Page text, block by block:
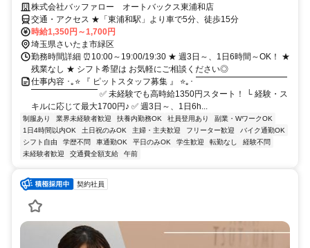
株式会社バッファロー オートバックス東浦和店
交通・アクセス ★「東浦和駅」より車で5分、徒歩15分
時給1,350円～1,700円
埼玉県さいたま市緑区
勤務時間詳細 ⏰10:00～19:00/19:30 ★ 週3日～、1日6時間～OK！ ★
残業なし ★ シフト希望は お気軽にご相談ください◎
仕事内容 ･｡⭐ 『 ピットスタッフ募集 』 ⭐｡･ ￣￣￣￣￣￣￣￣￣￣￣
￣￣￣￣￣￣￣￣ ✅ 未経験でも高時給1350円スタート！ └ 経験・ス
キルに応じて最大1700円♪ ✅ 週3日～、1日6h...
制服あり 業界未経験者歓迎 扶養内勤務OK 社員登用あり
副業・WワークOK
1日4時間以内OK
土日祝のみOK 主婦・主夫歓迎 フリーター歓迎
バイク通勤OK
シフト自由
学歴不問 車通勤OK 平日のみOK 学生歓迎 転勤なし
経験不問
未経験者歓迎
交通費全額支給 午前
契約社員